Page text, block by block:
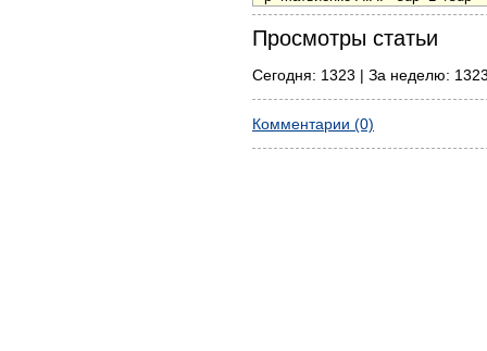
Просмотры статьи
Сегодня: 1323 | За неделю:
Комментарии (0)